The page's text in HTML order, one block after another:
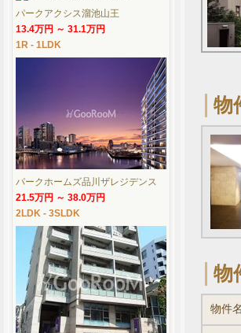
物
物
物件名
パークアクシス溜池山王
13.4万円 ～ 31.1万円
1R - 1LDK
パークホームズ品川ザレジデンス
21.5万円 ～ 38.0万円
2LDK - 3SLDK